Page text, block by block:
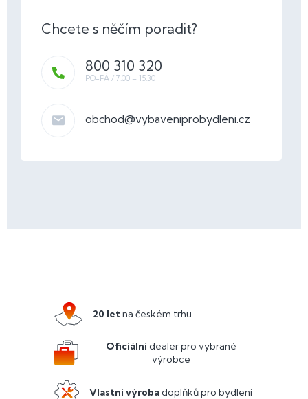
obchod@vybaveniprobydleni.cz
800 310 320
20 letna českém trhu
Oficiálnídealer pro vybrané
výrobce
Vlastní výrobadoplňků pro bydlení